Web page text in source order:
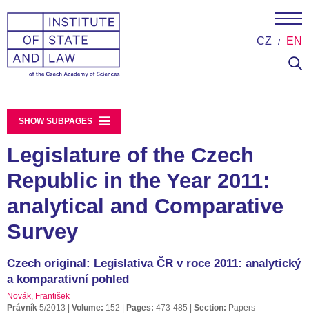
CZ EN
SHOW SUBPAGES
Legislature of the Czech
Republic in the Year 2011:
analytical and Comparative
Survey
Czech original: Legislativa ČR v roce 2011: analytický
a komparativní pohled
Novák, František
Právník 5/2013 Volume: 152 Pages: 473-485 Section: Papers